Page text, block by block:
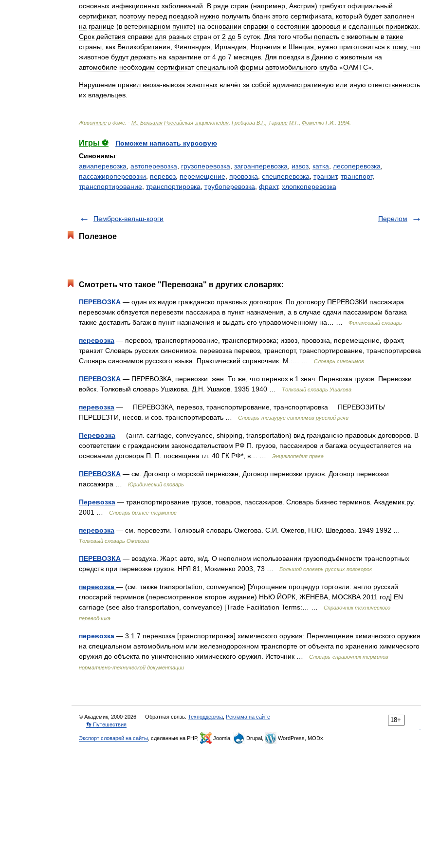
основных инфекционных заболеваний В ряде стран (например Австрия) требуют официальный
сертификат, поэтому перед поездкой нужно получить бланк этого сертификата который будет заполнен
на границе (в ветеринарном пункте) на основании справки о состоянии здоровья и сделанных прививках
Срок действия справки для разных стран от 2 до 5 суток Для того чтобы попасть с животным в такие
страны как Великобритания Финляндия Ирландия Норвегия и Швеция нужно приготовиться к тому, что
животное будут держать на карантине от 4 до 7 месяцев Для поездки в Данию с животным на
автомобиле необходим сертификат специальной формы автомобильного клуба «ОАМТС».
Нарушение правил ввоза-вывоза животных влечёт за собой административную или иную ответственность
их владельцев
Животные в доме . - М : Большая Российская энциклопедия Гребцова В Г., Таршис М Г., Фоменко Г.И 1994
Игры ⚽
Поможем написать курсовую
Синонимы:
авиаперевозка автоперевозка грузоперевозка загранперевозка извоз катка лесоперевозка
пассажироперевозки
перевоз перемещение провозка спецперевозка транзит, транспорт,
транспортирование транспортировка трубоперевозка фрахт, хлопкоперевозка
Пемброк-вельш-корги Перелом
Полезное
Смотреть что такое "Перевозка" в других словарях:
ПЕРЕВОЗКА — один из видов гражданско правовых договоров. По договору ПЕРЕВОЗКИ пассажира
перевозчик обязуется перевезти пассажира в пункт назначения, а в случае сдачи пассажиром багажа
также доставить багаж в пункт назначения и выдать его управомоченному на… …
Финансовый словарь
перевозка — перевоз, транспортирование, транспортировка; извоз, провозка, перемещение, фрахт,
транзит Словарь русских синонимов. перевозка перевоз, транспорт, транспортирование, транспортировка
Словарь синонимов русского языка. Практический справочник. М.:… …
Словарь синонимов
ПЕРЕВОЗКА — ПЕРЕВОЗКА, перевозки. жен. То же, что перевоз в 1 знач. Перевозка грузов. Перевозки
войск. Толковый словарь Ушакова. Д.Н. Ушаков. 1935 1940 …
Толковый словарь Ушакова
перевозка — ПЕРЕВОЗКА, перевоз, транспортирование, транспортировка ПЕРЕВОЗИТЬ/
ПЕРЕВЕЗТИ, несов. и сов. транспортировать …
Словарь-тезаурус синонимов русской речи
Перевозка — (англ. carriage, conveyance, shipping, transportation) вид гражданско правовых договоров. В
соответствии с гражданским законодательством РФ П. грузов, пассажиров и багажа осуществляется на
основании договора П. П. посвящена гл. 40 ГК РФ*, в… …
Энциклопедия права
ПЕРЕВОЗКА — см. Договор о морской перевозке, Договор перевозки грузов. Договор перевозки
пассажира …
Юридический словарь
Перевозка — транспортирование грузов, товаров, пассажиров. Словарь бизнес терминов. Академик.ру.
2001 …
Словарь бизнес-терминов
перевозка — см. перевезти. Толковый словарь Ожегова. С.И. Ожегов, Н.Ю. Шведова. 1949 1992 …
Толковый словарь Ожегова
ПЕРЕВОЗКА — воздуха. Жарг. авто, ж/д. О неполном использовании грузоподъёмности транспортных
средств при перевозке грузов. НРЛ 81; Мокиенко 2003, 73 …
Большой словарь русских поговорок
перевозка — (см. также transportation, conveyance) [Упрощение процедур торговли: англо русский
глоссарий терминов (пересмотренное второе издание) НЬЮ ЙОРК, ЖЕНЕВА, МОСКВА 2011 год] EN
carriage (see also transportation, conveyance) [Trade Facilitation Terms:… …
Справочник технического
переводчика
перевозка — 3.1.7 перевозка [транспортировка] химического оружия: Перемещение химического оружия
на специальном автомобильном или железнодорожном транспорте от объекта по хранению химического
оружия до объекта по уничтожению химического оружия. Источник …
Словарь-справочник терминов
нормативно-технической документации
18+
© Академик, 2000-2026 Обратная связь: Техподдержка Реклама на сайте
👣 Путешествия
Экспорт словарей на сайты , сделанные на PHP, Joomla, Drupal, WordPress, MODx.